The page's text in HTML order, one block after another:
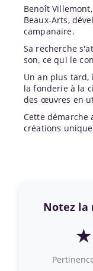
Benoît
Beaux-Arts,
campanaire.
Sa recherche
son, ce qui le
Un an plus tard,
la fonderie à la
des œuvres en
Cette
créations
Notez la
★